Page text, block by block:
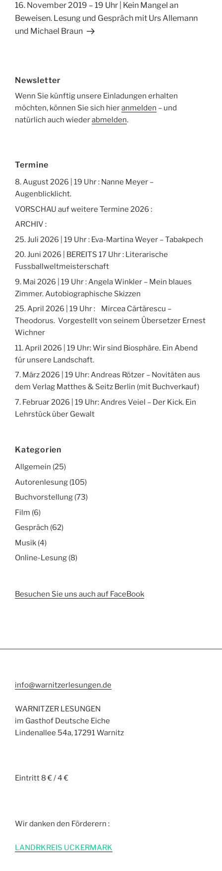
o
k
Nächster
Beitrag
16. November 2019 – 19 Uhr | Kein Mangel an
Beweisen. Lesung und Gespräch mit Urs Allemann
und Michael Braun
Newsletter
Wenn Sie künftig unsere Einladungen erhalten
möchten, können Sie sich hieranmelden – und
natürlich auch wiederabmelden.
Termine
8. August 2026 | 19 Uhr : Nanne Meyer –
Augenblicklicht.
VORSCHAU auf weitere Termine 2026 :
ARCHIV :
25. Juli 2026 | 19 Uhr : Eva-Martina Weyer – Tabakpech
20. Juni 2026 | BEREITS 17 Uhr : Literarische
Fussballweltmeisterschaft
9. Mai 2026 | 19 Uhr : Angela Winkler – Mein blaues
Zimmer. Autobiographische Skizzen
25. April 2026 | 19 Uhr : Mircea Cărtărescu –
Theodorus. Vorgestellt von seinem Übersetzer Ernest
Wichner
11. April 2026 | 19 Uhr: Wir sind Biosphäre. Ein Abend
für unsere Landschaft.
7. März 2026 | 19 Uhr: Andreas Rötzer – Novitäten aus
dem Verlag Matthes & Seitz Berlin (mit Buchverkauf)
7. Februar 2026 | 19 Uhr: Andres Veiel – Der Kick. Ein
Lehrstück über Gewalt
Kategorien
Allgemein (25)
Autorenlesung (105)
Buchvorstellung (73)
Film (6)
Gespräch (62)
Musik (4)
Online-Lesung (8)
Besuchen Sie uns auch auf FaceBook
info@warnitzerlesungen.de
WARNITZER LESUNGEN
im Gasthof Deutsche Eiche
Lindenallee 54a, 17291 Warnitz
Eintritt 8 € / 4 €
Wir danken den Förderern :
LANDRKREIS UCKERMARK